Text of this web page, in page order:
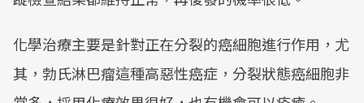
化學治療主要是針對正在分裂的癌細胞進行作用，尤
其，勃氏淋巴瘤這種高惡性癌症，分裂狀態癌細胞非